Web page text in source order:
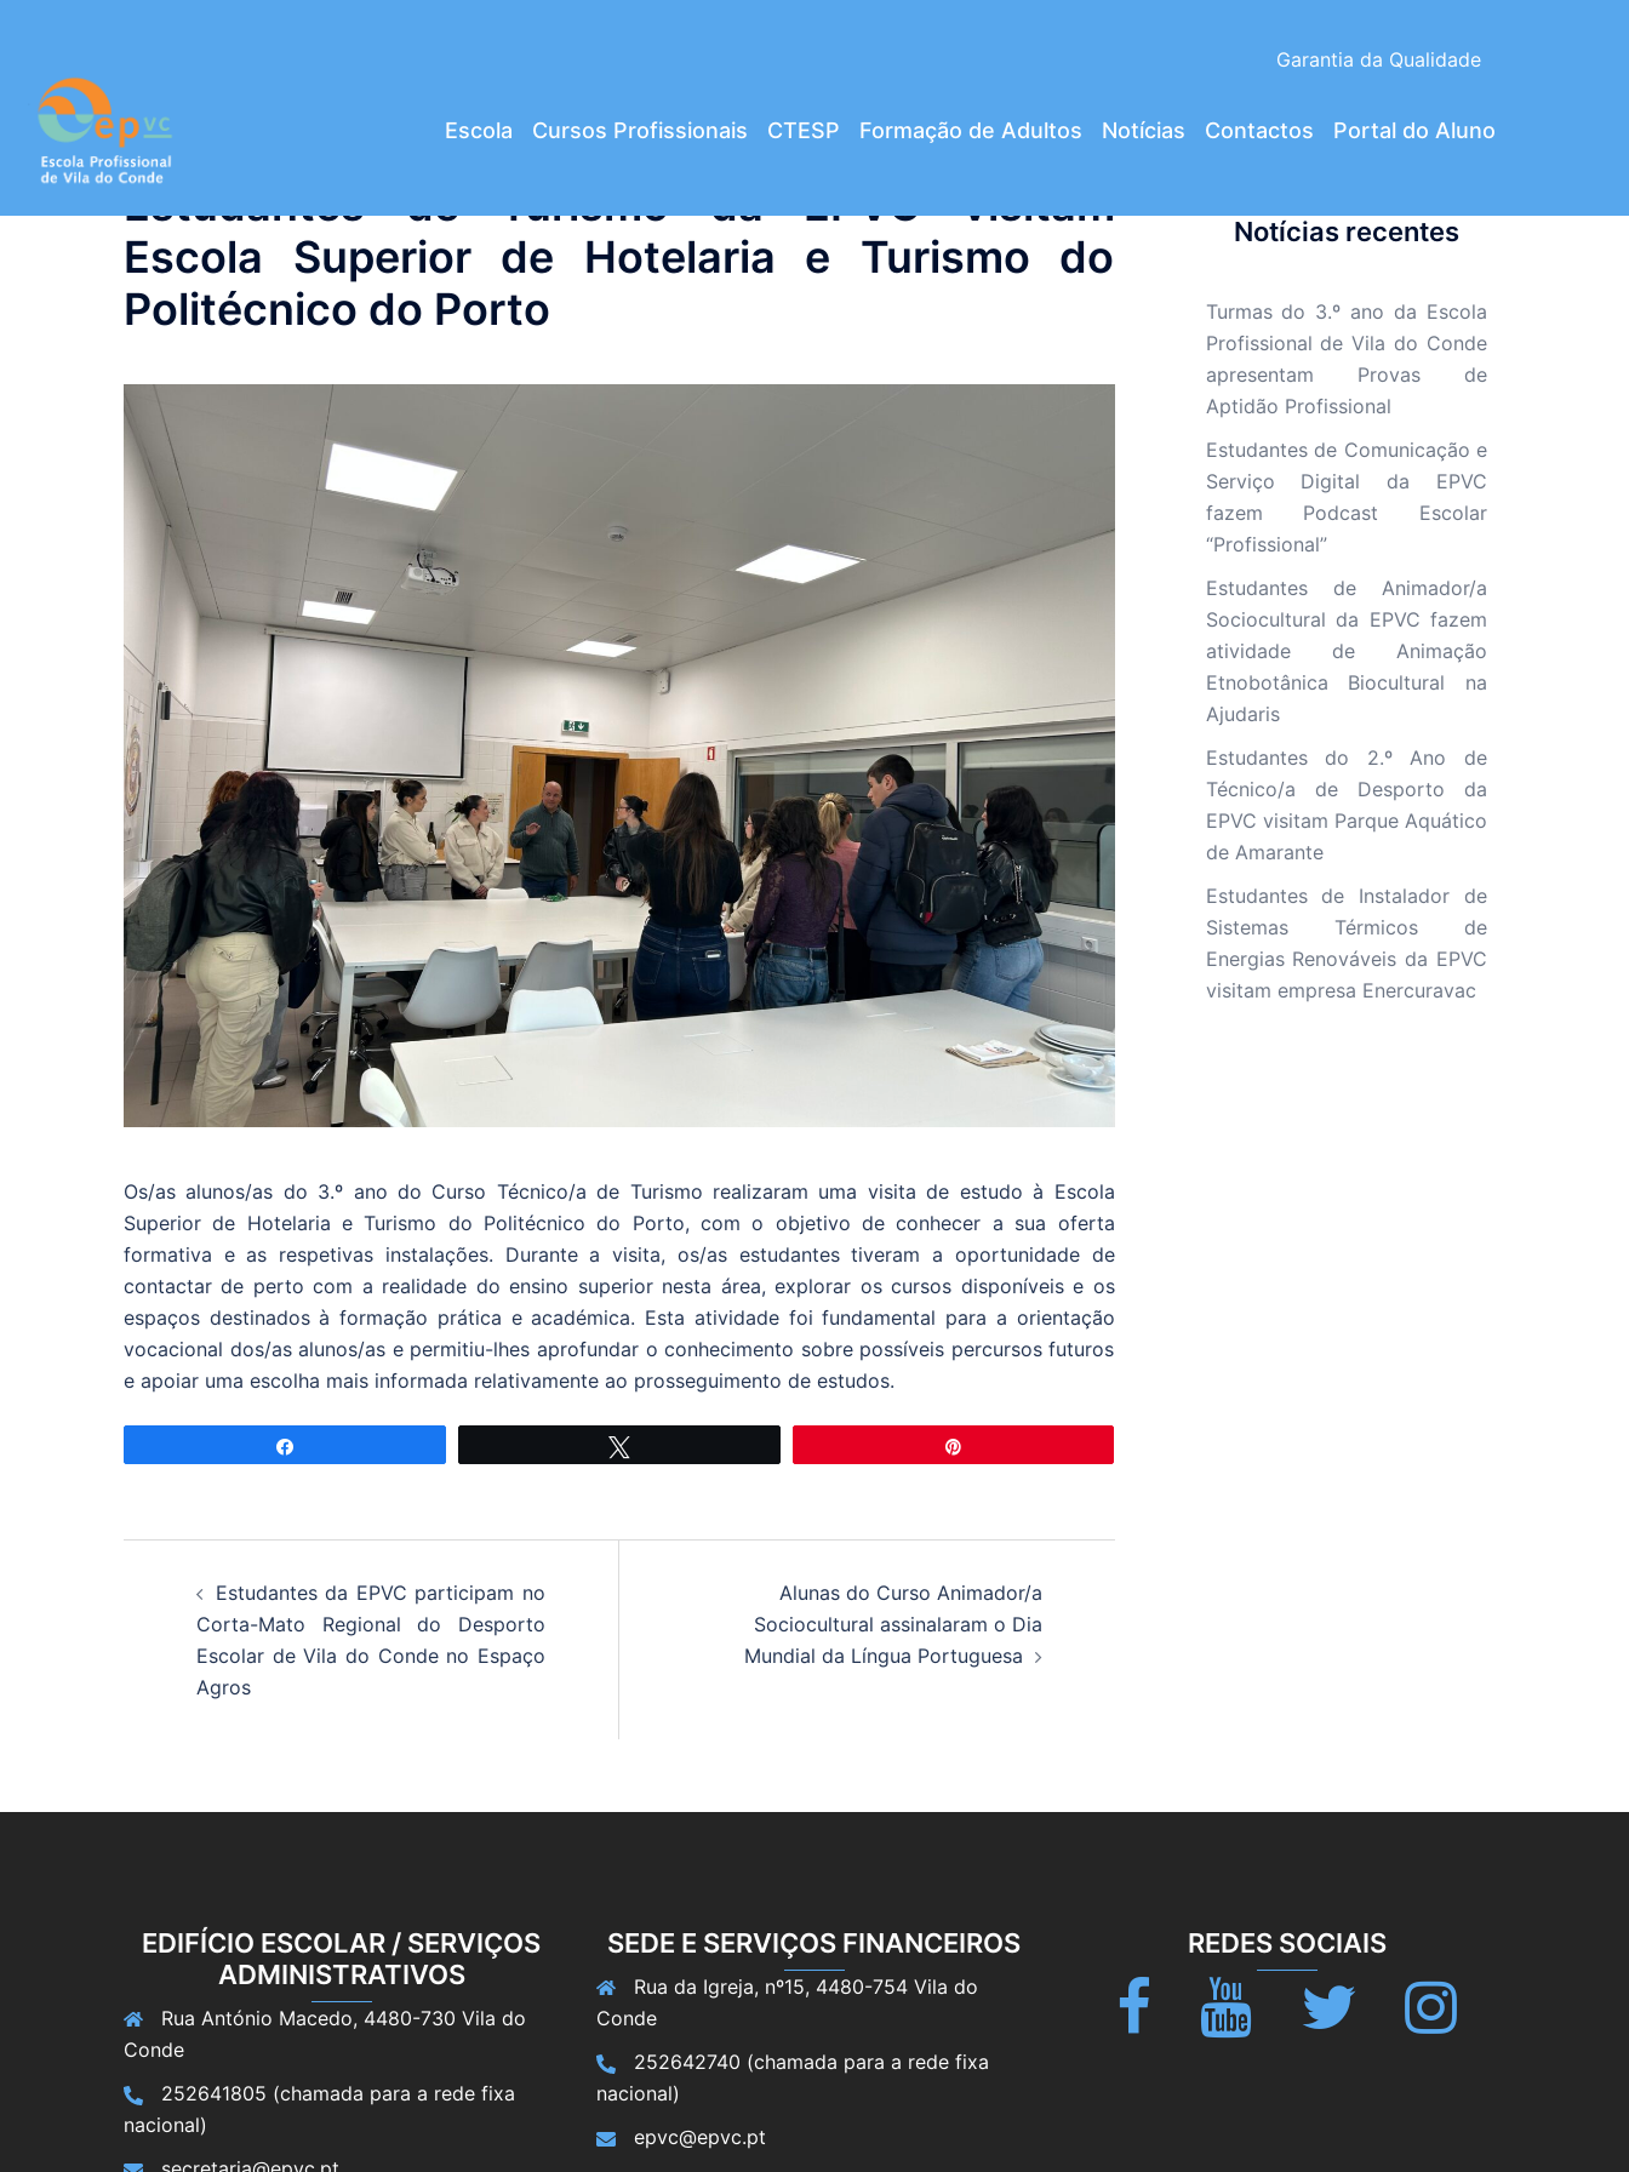
conteúdo
Garantia da Qualidade
Escola Cursos Profissionais CTESP Formação de Adultos Notícias Contactos Portal do Aluno
Estudantes de Turismo da EPVC visitam
Escola Superior de Hotelaria e Turismo do
Politécnico do Porto
Os/as alunos/as do 3.º ano do Curso Técnico/a de Turismo realizaram uma visita de estudo à Escola
Superior de Hotelaria e Turismo do Politécnico do Porto, com o objetivo de conhecer a sua oferta
formativa e as respetivas instalações. Durante a visita, os/as estudantes tiveram a oportunidade de
contactar de perto com a realidade do ensino superior nesta área, explorar os cursos disponíveis e os
espaços destinados à formação prática e académica. Esta atividade foi fundamental para a orientação
vocacional dos/as alunos/as e permitiu-lhes aprofundar o conhecimento sobre possíveis percursos futuros
e apoiar uma escolha mais informada relativamente ao prosseguimento de estudos.
artigos
Estudantes da EPVC participam no
Corta-Mato Regional do Desporto
Escolar de Vila do Conde no Espaço
Agros
Alunas do Curso Animador/a
Sociocultural assinalaram o Dia
Mundial da Língua Portuguesa
Notícias recentes
Turmas do 3.º ano da Escola
Profissional de Vila do Conde
apresentam Provas de
Aptidão Profissional
Estudantes de Comunicação e
Serviço Digital da EPVC
fazem Podcast Escolar
“Profissional”
Estudantes de Animador/a
Sociocultural da EPVC fazem
atividade de Animação
Etnobotânica Biocultural na
Ajudaris
Estudantes do 2.º Ano de
Técnico/a de Desporto da
EPVC visitam Parque Aquático
de Amarante
Estudantes de Instalador de
Sistemas Térmicos de
Energias Renováveis da EPVC
visitam empresa Enercuravac
EDIFÍCIO ESCOLAR / SERVIÇOS
ADMINISTRATIVOS
Rua António Macedo, 4480-730 Vila do
Conde
252641805 (chamada para a rede fixa
nacional)
SEDE E SERVIÇOS FINANCEIROS
Rua da Igreja, nº15, 4480-754 Vila do
Conde
252642740 (chamada para a rede fixa
nacional)
epvc@epvc.pt
REDES SOCIAIS
Facebook Youtube Twitter